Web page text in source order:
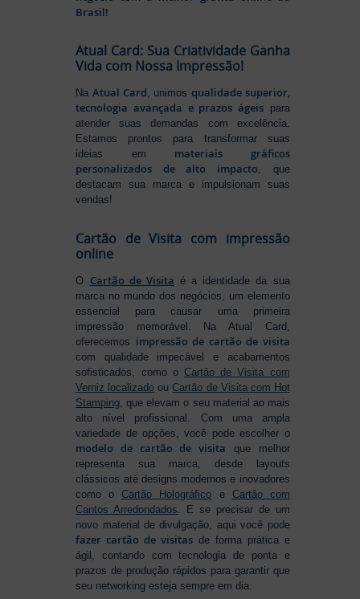
Brasil!
Atual Card: Sua Criatividade Ganha
Vida com Nossa Impressão!
Na Atual Card, unimos qualidade superior,
tecnologia avançada e prazos ágeispara
atender suas demandas com excelência.
Estamos prontos para transformar suas
ideias em materiais gráficos
personalizados de alto impacto, que
destacam sua marca e impulsionam suas
vendas!
Cartão de Visita com impressão
online
O Cartão de Visita é a identidade da sua
marca no mundo dos negócios, um elemento
essencial para causar uma primeira
impressão memorável. Na Atual Card,
oferecemos impressão de cartão de visita
com qualidade impecável e acabamentos
sofisticados, como o Cartão de Visita com
Verniz localizado ouCartão de Visita com Hot
Stamping , que elevam o seu material ao mais
alto nível profissional. Com uma ampla
variedade de opções, você pode escolher o
modelo de cartão de visita que melhor
representa sua marca, desde layouts
clássicos até designs modernos e inovadores
como oCartão Holográfico e Cartão com
Cantos Arredondados . E se precisar de um
novo material de divulgação, aqui você pode
fazer cartão de visitas de forma prática e
ágil, contando com tecnologia de ponta e
prazos de produção rápidos para garantir que
seu networking esteja sempre em dia.